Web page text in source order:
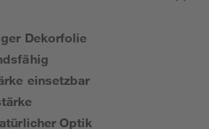
Dekorfolie
einsetzbar
Optik